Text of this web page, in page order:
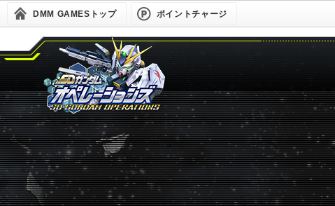
DMM GAMESトップ ポイントチャージ